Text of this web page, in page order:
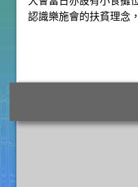
認識樂施會的扶貧理念